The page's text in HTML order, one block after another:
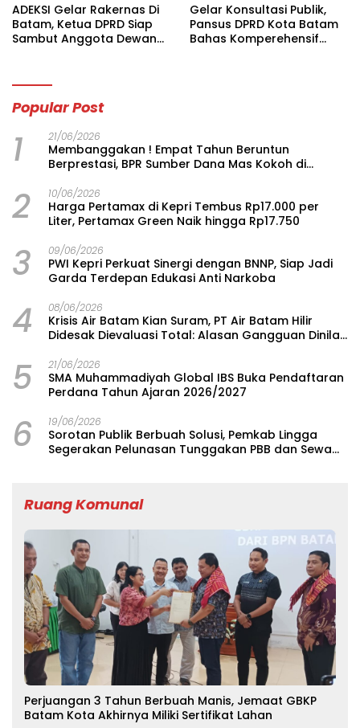
ADEKSI Gelar Rakernas Di
Batam, Ketua DPRD Siap
Sambut Anggota Dewan
Gelar Konsultasi Publik,
Pansus DPRD Kota Batam
Bahas Komperehensif
Popular Post
1 21/06/2026
Membanggakan ! Empat Tahun Beruntun
Berprestasi, BPR Sumber Dana Mas Kokoh di
2 10/06/2026
Harga Pertamax di Kepri Tembus Rp17.000 per
Liter, Pertamax Green Naik hingga Rp17.750
3 09/06/2026
PWI Kepri Perkuat Sinergi dengan BNNP, Siap Jadi
Garda Terdepan Edukasi Anti Narkoba
4 08/06/2026
Krisis Air Batam Kian Suram, PT Air Batam Hilir
Didesak Dievaluasi Total: Alasan Gangguan Dinilai
5 21/06/2026
SMA Muhammadiyah Global IBS Buka Pendaftaran
Perdana Tahun Ajaran 2026/2027
6 19/06/2026
Sorotan Publik Berbuah Solusi, Pemkab Lingga
Segerakan Pelunasan Tunggakan PBB dan Sewa
Ruang Komunal
Perjuangan 3 Tahun Berbuah Manis, Jemaat GBKP
Batam Kota Akhirnya Miliki Sertifikat Lahan